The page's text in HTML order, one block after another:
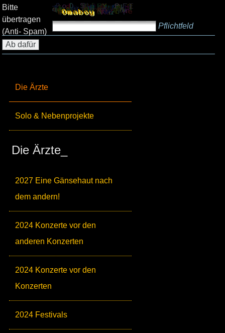
Die Ärzte
Solo & Nebenprojekte
Die Ärzte_
2027 Eine Gänsehaut nach
dem andern!
2024 Konzerte vor den
anderen Konzerten
2024 Konzerte vor den
Konzerten
2024 Festivals
Bitte
übertragen
(Anti- Spam)
Pflichtfeld